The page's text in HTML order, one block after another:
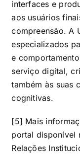
interfaces e
aos usuários
compreensão. A
especializados
e
serviço digital,
também às suas
cognitivas.
[5] Mais
portal disponível
Relações